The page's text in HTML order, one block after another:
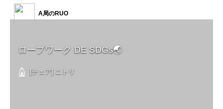
ロープワーク DE SDGs🌏
[チェア] ニトリ
A局のRUO